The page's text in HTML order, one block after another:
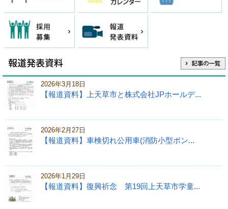
2026年3月18日
【報道資料】上天草市と株式会社JPホールデ...
2026年2月27日
【報道資料】車検切れ公用車(消防小型ポン...
2026年1月29日
【報道資料】復興祈念 第19回上天草市学童...